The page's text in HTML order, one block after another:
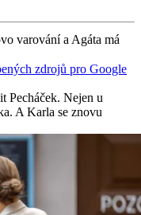
varování a Agáta má
zdrojů pro Google
Pecháček. Nejen u
A Karla se znovu